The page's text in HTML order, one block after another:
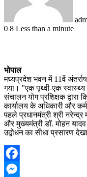
0 8 Less than a minute
भोपाल
मध्यप्रदेश भवन में 11वें
गया। "एक पृथ्वी-एक स्वास्थ्य
संचालन योग प्रशिक्षक
कार्यालय के अधिकारी और
पहले प्रधानमंत्री श्री नरेन्द्र
और मुख्यमंत्री डॉ. मोहन यादव
उद्बोधन का सीधा प्रसारण
Facebook